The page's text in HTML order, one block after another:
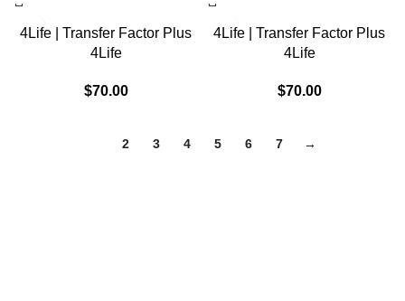
4Life | Transfer Factor Plus
4Life
$70.00
4Life | Transfer Factor Plus
4Life
$70.00
2 3 4 5 6 7 →